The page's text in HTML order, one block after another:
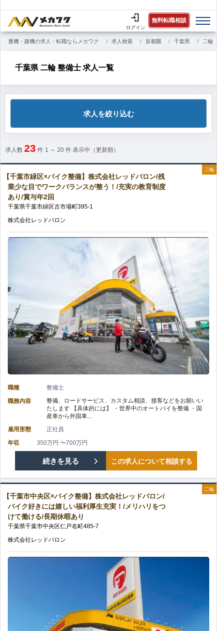
ログイン
無料転職相談
重機・建機の求人・転職ならメカワク 求人検索 首都圏 千葉県 二輪
千葉県 二輪 整備士 求人一覧
求人を絞り込む
求人数 23 件 1 ～ 20 件 表示中（更新順）
二輪
【千葉市緑区×バイク整備】株式会社レッドバロン/残
業少な目でワークバランスが整う！/充実の教育制度
あり/賞与年2回
千葉県千葉市緑区古市場町395-1
株式会社レッドバロン
職種
整備士
職務内容
整備、ロードサービス、カスタム相談、接客などをお願いい
たします 【具体的には】 ・世界中のオートバイを整備 ・国
産車から外国車...
雇用形態
正社員
年収
350万円 〜700万円
【千
葉
市
緑
区
×
続きを見る この求人について相談する
二輪
【千葉市中央区×バイク整備】株式会社レッドバロン/
バイク好きには嬉しい福利厚生充実！/メリハリをつ
けて働ける/長期休暇あり
千葉県千葉市中央区仁戸名町485-7
株式会社レッドバロン